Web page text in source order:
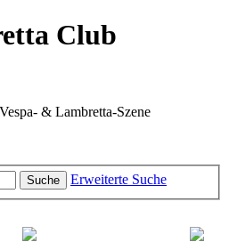
Club
& Lambretta-Szene
Suche Erweiterte Suche